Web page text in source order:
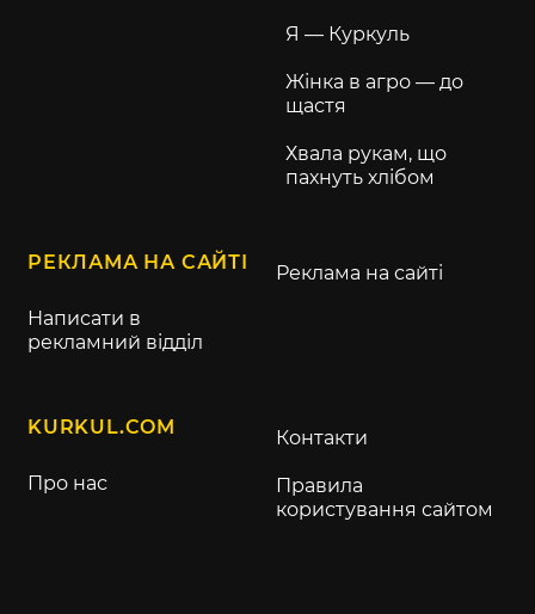
Я — Куркуль
Жінка в агро — до
щастя
Хвала рукам, що
пахнуть хлібом
РЕКЛАМА НА САЙТІ
Написати в
рекламний відділ
Реклама на сайті
KURKUL.COM
Про нас
Контакти
Правила
користування сайтом